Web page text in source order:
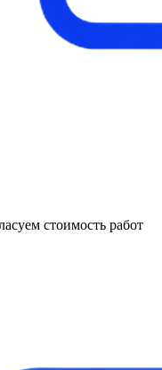
стоимость работ